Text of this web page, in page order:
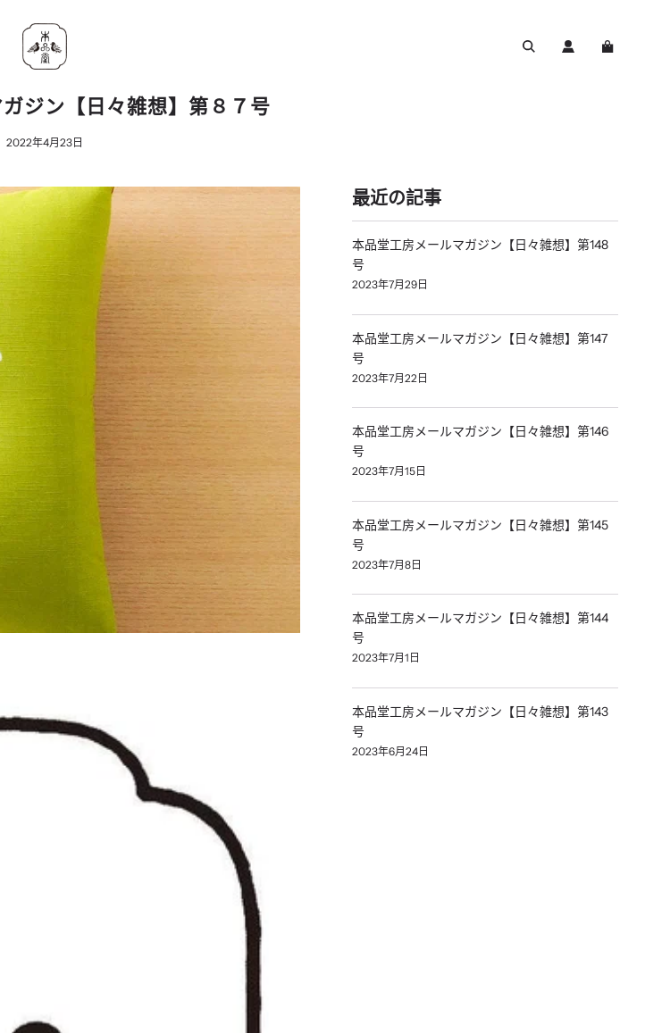
ジン【日々雑想】第８７号
2022年4月23日
最近の記事
本品堂工房メールマガジン【日々雑想】第148
号
2023年7月29日
本品堂工房メールマガジン【日々雑想】第147
号
2023年7月22日
本品堂工房メールマガジン【日々雑想】第146
号
2023年7月15日
本品堂工房メールマガジン【日々雑想】第145
号
2023年7月8日
本品堂工房メールマガジン【日々雑想】第144
号
2023年7月1日
本品堂工房メールマガジン【日々雑想】第143
号
2023年6月24日